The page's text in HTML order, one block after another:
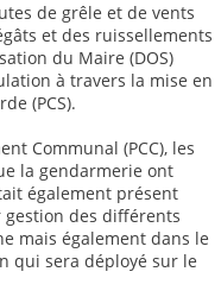
de grêle et de vents
et des ruissellements
du Maire (DOS)
à travers la mise en
(PCS).
Communal (PCC), les
la gendarmerie ont
également présent
des différents
mais également dans le
qui sera déployé sur le